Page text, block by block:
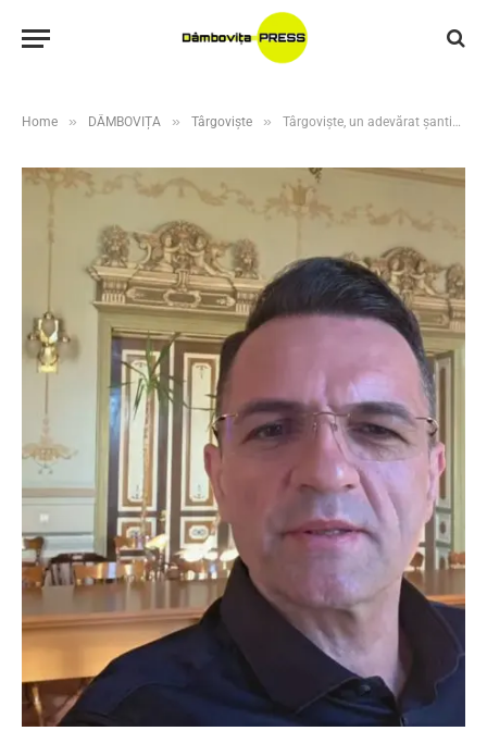
Home » DÂMBOVIȚA » Târgoviște » Târgoviște, un adevărat șantier al dezvoltării: 117 investiții majore în derulare, cu fonduri de peste 1 miliard de lei